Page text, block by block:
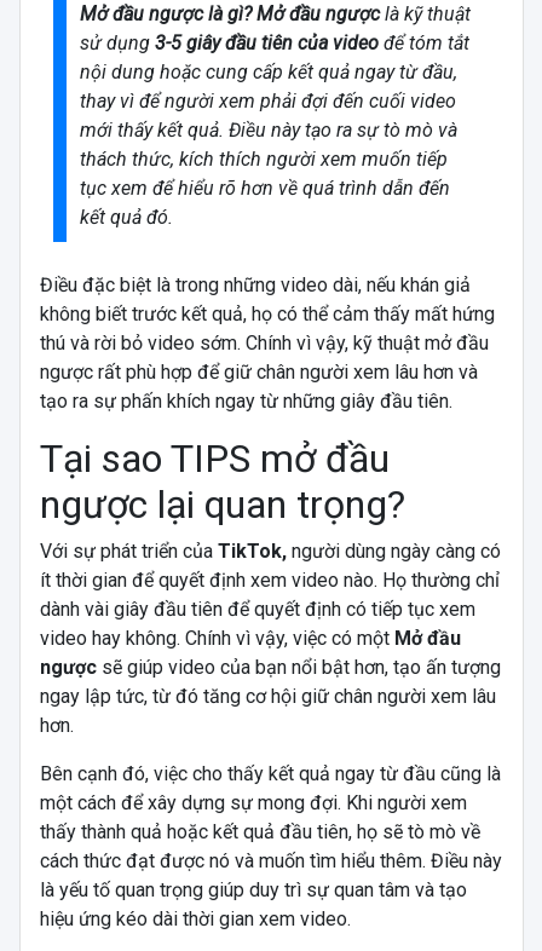
Mở đầu ngược là gì? Mở đầu ngượclà kỹ thuật
sử dụng3-5 giây đầu tiên của video để tóm tắt
nội dung hoặc cung cấp kết quả ngay từ đầu,
thay vì để người xem phải đợi đến cuối video
mới thấy kết quả. Điều này tạo ra sự tò mò và
thách thức, kích thích người xem muốn tiếp
tục xem để hiểu rõ hơn về quá trình dẫn đến
kết quả đó.
Điều đặc biệt là trong những video dài, nếu khán giả
không biết trước kết quả, họ có thể cảm thấy mất hứng
thú và rời bỏ video sớm. Chính vì vậy, kỹ thuật mở đầu
ngược rất phù hợp để giữ chân người xem lâu hơn và
tạo ra sự phấn khích ngay từ những giây đầu tiên.
Tại sao TIPS mở đầu
ngược lại quan trọng?
Với sự phát triển của TikTok,người dùng ngày càng có
ít thời gian để quyết định xem video nào. Họ thường chỉ
dành vài giây đầu tiên để quyết định có tiếp tục xem
video hay không. Chính vì vậy, việc có một Mở đầu
ngượcsẽ giúp video của bạn nổi bật hơn, tạo ấn tượng
ngay lập tức, từ đó tăng cơ hội giữ chân người xem lâu
hơn.
Bên cạnh đó, việc cho thấy kết quả ngay từ đầu cũng là
một cách để xây dựng sự mong đợi. Khi người xem
thấy thành quả hoặc kết quả đầu tiên, họ sẽ tò mò về
cách thức đạt được nó và muốn tìm hiểu thêm. Điều này
là yếu tố quan trọng giúp duy trì sự quan tâm và tạo
hiệu ứng kéo dài thời gian xem video.